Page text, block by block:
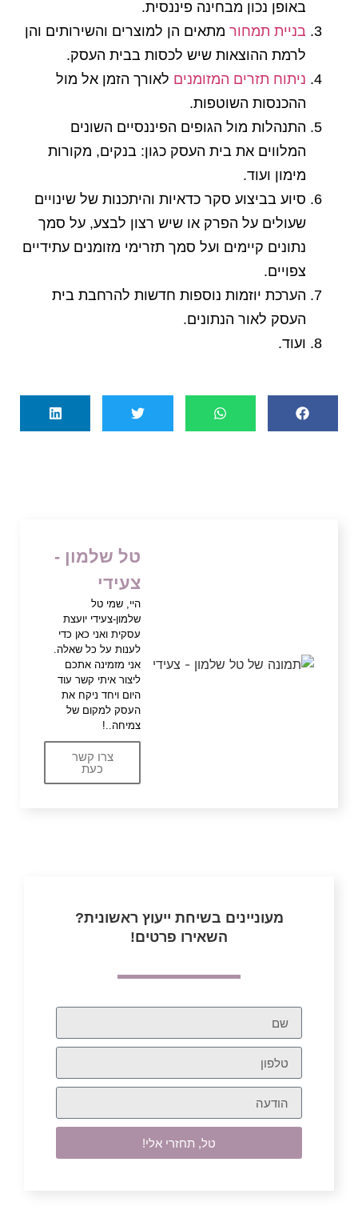
באופן נכון מבחינה פיננסית.
בניית תמחור מתאים הן למוצרים והשירותים והן
לרמת ההוצאות שיש לכסות בבית העסק.
ניתוח תזרים המזומנים לאורך הזמן אל מול
ההכנסות השוטפות.
התנהלות מול הגופים הפיננסיים השונים
המלווים את בית העסק כגון: בנקים, מקורות
מימון ועוד.
סיוע בביצוע סקר כדאיות והיתכנות של שינויים
שעולים על הפרק או שיש רצון לבצע, על סמך
נתונים קיימים ועל סמך תזרימי מזומנים עתידיים
צפויים.
הערכת יוזמות נוספות חדשות להרחבת בית
העסק לאור הנתונים.
ועוד.
טל שלמון -
צעידי
היי, שמי טל
שלמון-צעידי יועצת
עסקית ואני כאן כדי
לענות על כל שאלה.
אני מזמינה אתכם
ליצור איתי קשר עוד
היום ויחד ניקח את
העסק למקום של
צמיחה..!
צרו קשר
כעת
מעוניינים בשיחת ייעוץ ראשונית?
השאירו פרטים!
טל, תחזרי אלי!